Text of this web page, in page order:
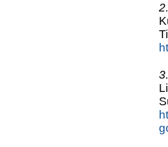
2.
3.